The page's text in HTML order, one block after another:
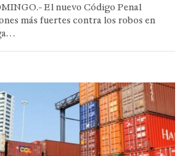
El nuevo Código Penal
más fuertes contra los robos en